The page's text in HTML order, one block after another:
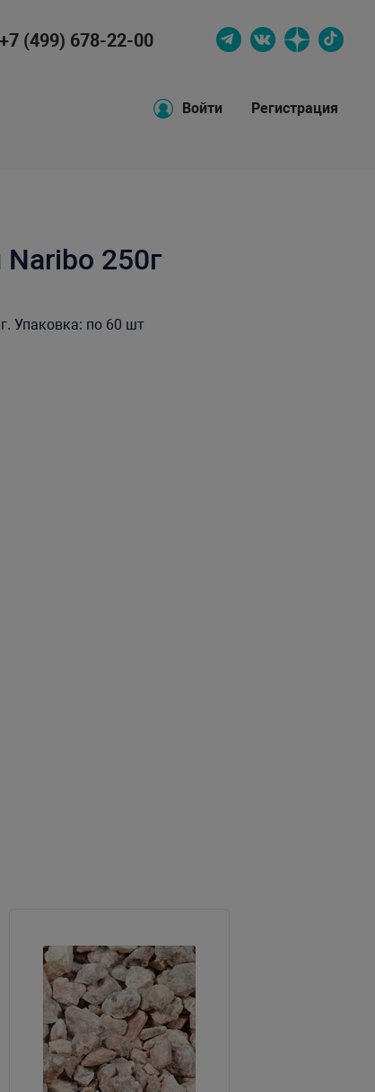
+7 (499) 678-22-00
Войти Регистрация
250г
Упаковка: по 60 шт